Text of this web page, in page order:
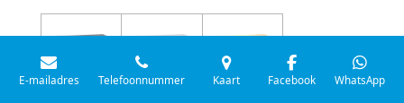
E-mailadres Telefoonnummer Kaart Facebook WhatsApp